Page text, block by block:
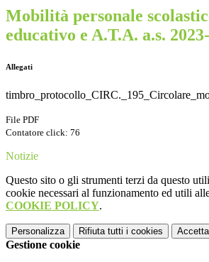
Mobilità personale
educativo e A.T.A. a.s.
Allegati
File PDF
Contatore click: 76
Notizie
Questo sito o gli strumenti terzi da questo
cookie necessari al funzionamento ed utili
COOKIE POLICY.
Personalizza Rifiuta tutti i cookies
Gestione cookie